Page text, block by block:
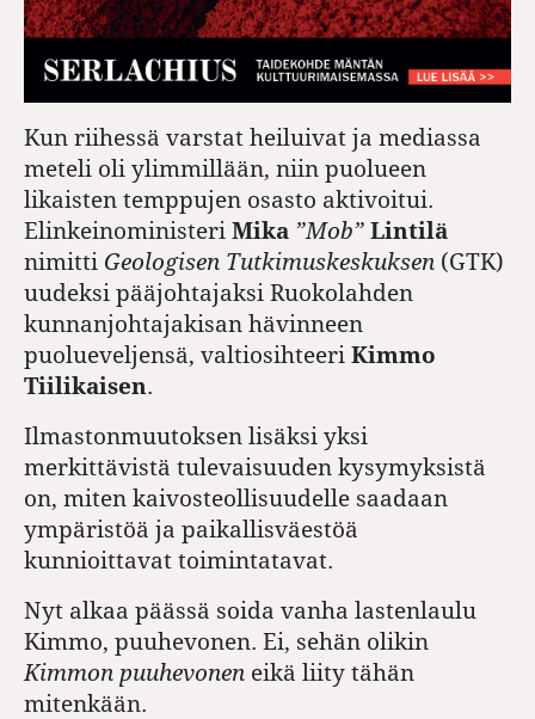
Kun riihessä varstat heiluivat ja mediassa
meteli oli ylimmillään, niin puolueen
likaisten temppujen osasto aktivoitui.
Elinkeinoministeri Mika ”Mob” Lintilä
nimitti Geologisen Tutkimuskeskuksen (GTK)
uudeksi pääjohtajaksi Ruokolahden
kunnanjohtajakisan hävinneen
puolueveljensä, valtiosihteeri Kimmo
Tiilikaisen.
Ilmastonmuutoksen lisäksi yksi
merkittävistä tulevaisuuden kysymyksistä
on, miten kaivosteollisuudelle saadaan
ympäristöä ja paikallisväestöä
kunnioittavat toimintatavat.
Nyt alkaa päässä soida vanha lastenlaulu
Kimmo, puuhevonen. Ei, sehän olikin
Kimmon puuhevonen eikä liity tähän
mitenkään.